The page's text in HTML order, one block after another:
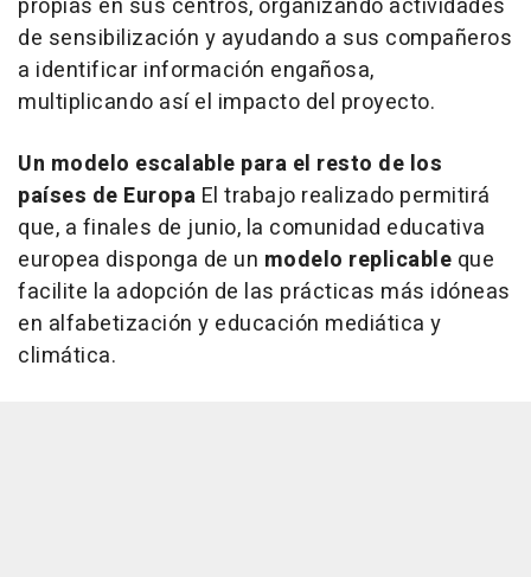
propias en sus centros, organizando actividades
de sensibilización y ayudando a sus compañeros
a identificar información engañosa,
multiplicando así el impacto del proyecto.
Un modelo escalable para el resto de los
países de Europa El trabajo realizado permitirá
que, a finales de junio, la comunidad educativa
europea disponga de un modelo replicable que
facilite la adopción de las prácticas más idóneas
en alfabetización y educación mediática y
climática.